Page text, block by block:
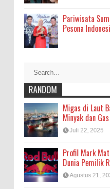
Pariwisata
Pesona
RANDOM
Migas di Laut
Minyak dan
Juli 22, 2025
Profil Mark
Dunia Pemilik
Agustus 21,